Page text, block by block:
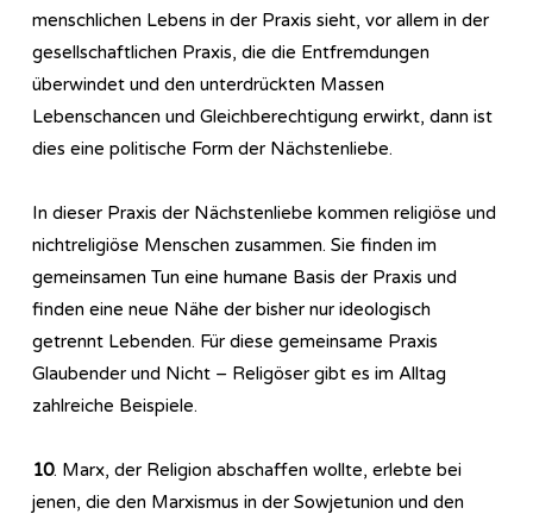
menschlichen Lebens in der Praxis sieht, vor allem in der
gesellschaftlichen Praxis, die die Entfremdungen
überwindet und den unterdrückten Massen
Lebenschancen und Gleichberechtigung erwirkt, dann ist
dies eine politische Form der Nächstenliebe.
In dieser Praxis der Nächstenliebe kommen religiöse und
nichtreligiöse Menschen zusammen. Sie finden im
gemeinsamen Tun eine humane Basis der Praxis und
finden eine neue Nähe der bisher nur ideologisch
getrennt Lebenden. Für diese gemeinsame Praxis
Glaubender und Nicht – Religöser gibt es im Alltag
zahlreiche Beispiele.
10. Marx, der Religion abschaffen wollte, erlebte bei
jenen, die den Marxismus in der Sowjetunion und den